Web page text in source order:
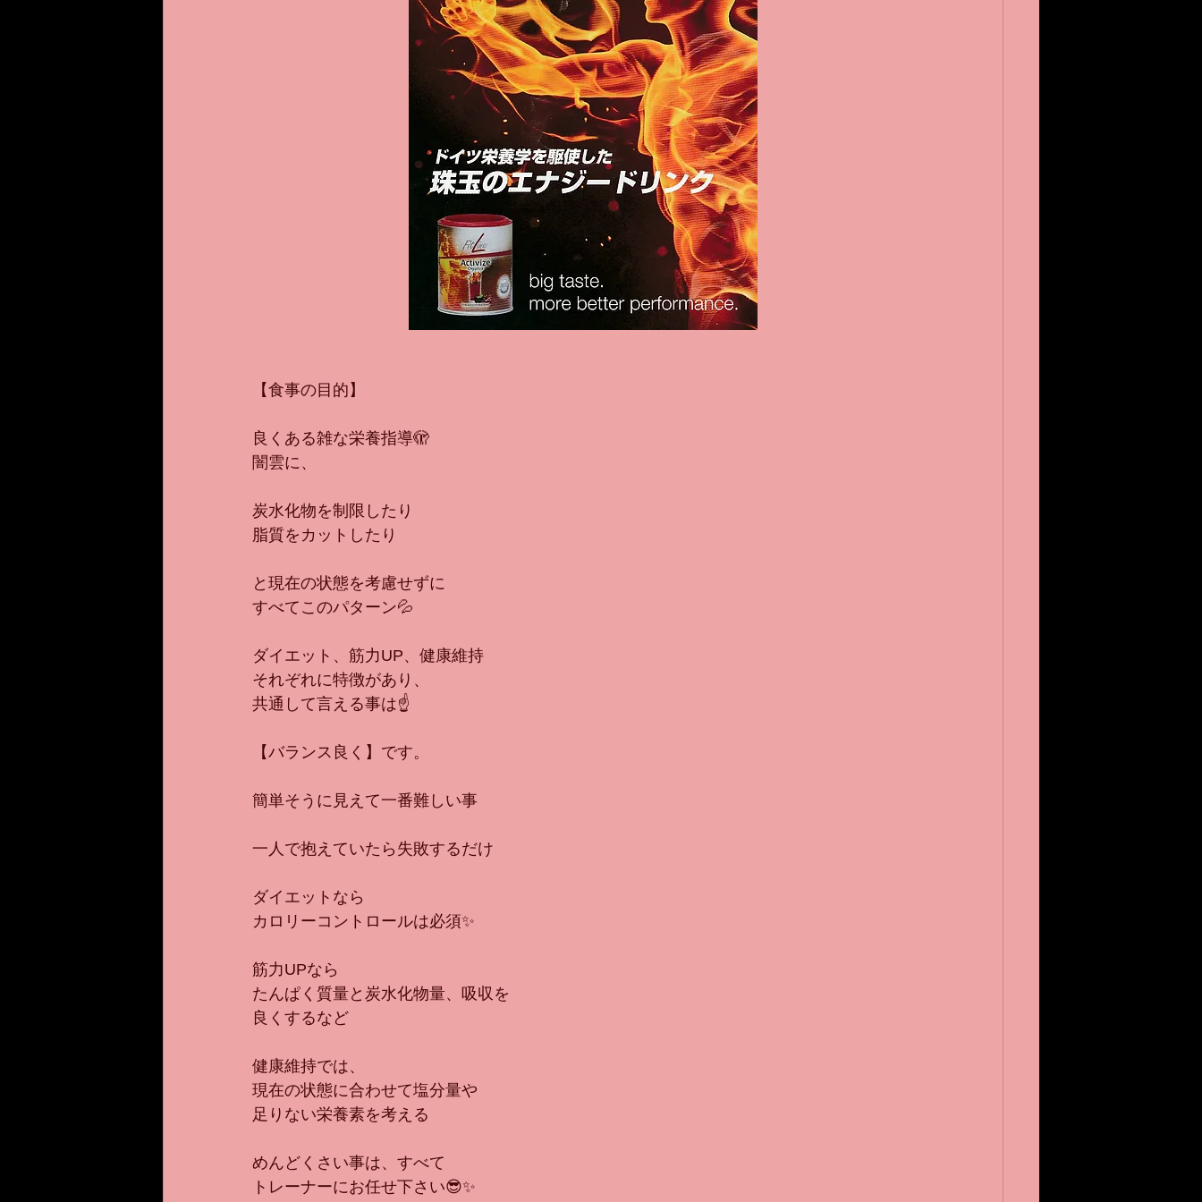
【食事の目的】
良くある雑な栄養指導🫣
闇雲に、
炭水化物を制限したり
脂質をカットしたり
と現在の状態を考慮せずに
すべてこのパターン💦
ダイエット、筋力UP、健康維持
それぞれに特徴があり、
共通して言える事は☝️
【バランス良く】です。
簡単そうに見えて一番難しい事
一人で抱えていたら失敗するだけ
ダイエットなら
カロリーコントロールは必須✨
筋力UPなら
たんぱく質量と炭水化物量、吸収を
良くするなど
健康維持では、
現在の状態に合わせて塩分量や
足りない栄養素を考える
めんどくさい事は、すべて
トレーナーにお任せ下さい😎✨